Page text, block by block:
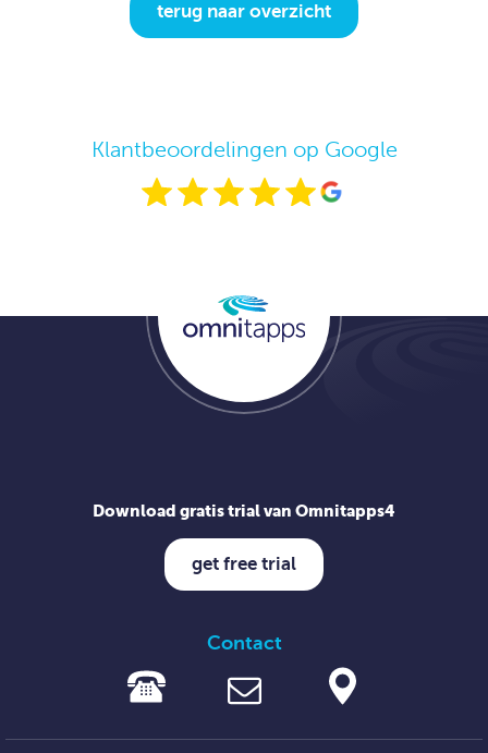
terug naar overzicht
Klantbeoordelingen op Google
Download gratis trial van Omnitapps4
get free trial
Contact